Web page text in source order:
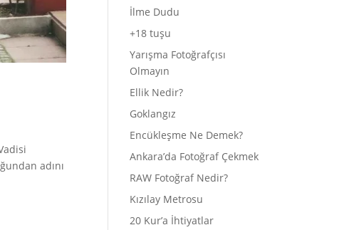
adını
İlme Dudu
+18 tuşu
Yarışma Fotoğrafçısı
Olmayın
Ellik Nedir?
Goklangız
Encükleşme Ne Demek?
Ankara’da Fotoğraf Çekmek
RAW Fotoğraf Nedir?
Kızılay Metrosu
20 Kur’a İhtiyatlar